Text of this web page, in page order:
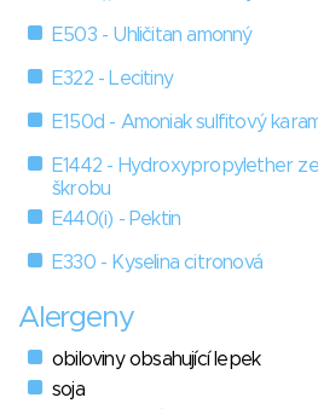
E503 - Uhličitan amonný
E322 - Lecitiny
E150d - Amoniak sulfitový
E1442 - Hydroxypropylether
škrobu
E440(i) - Pektin
E330 - Kyselina citronová
Alergeny
obiloviny obsahující lepek
soja